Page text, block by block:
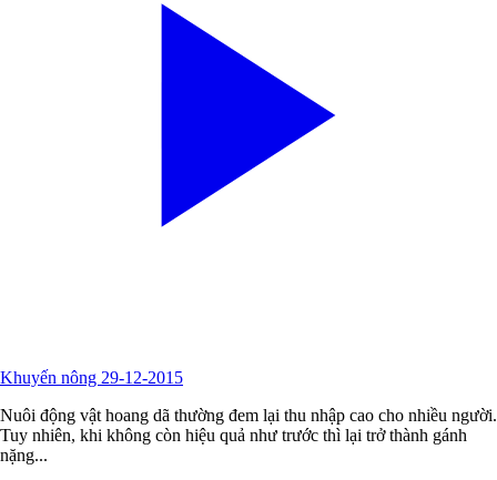
Khuyến nông 29-12-2015
Nuôi động vật hoang dã thường đem lại thu nhập cao cho nhiều người.
Tuy nhiên, khi không còn hiệu quả như trước thì lại trở thành gánh
nặng...